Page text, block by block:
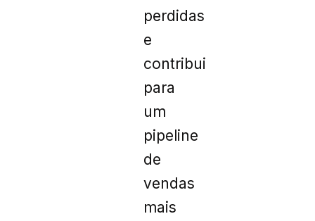
perdidas
e
contribui
para
um
pipeline
de
vendas
mais